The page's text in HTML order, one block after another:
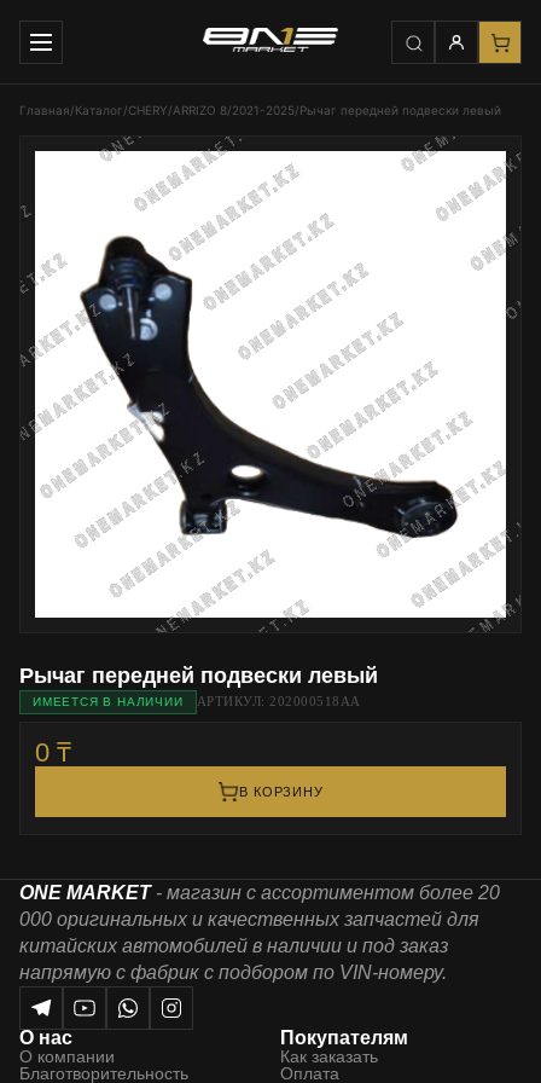
Главная/Каталог/CHERY/ARRIZO 8/2021-2025/Рычаг передней подвески левый
Рычаг передней подвески левый
ИМЕЕТСЯ В НАЛИЧИИ АРТИКУЛ: 202000518AA
0 ₸
В КОРЗИНУ
ONE MARKET - магазин с ассортиментом более 20
000 оригинальных и качественных запчастей для
китайских автомобилей в наличии и под заказ
напрямую с фабрик с подбором по VIN-номеру.
О нас
О компании
Благотворительность
Покупателям
Как заказать
Оплата